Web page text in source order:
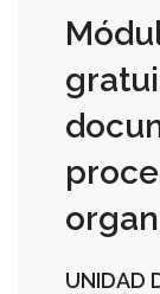
UNIDAD